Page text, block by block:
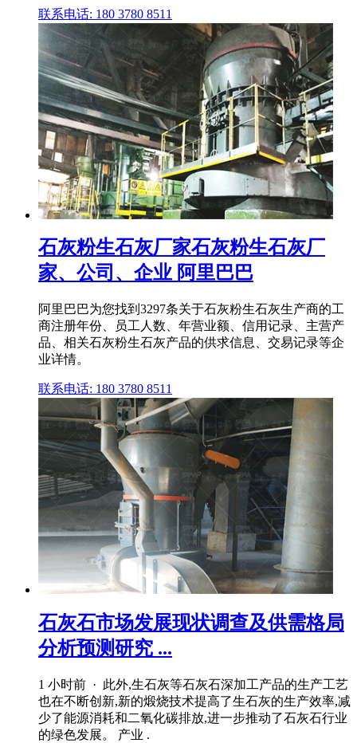
联系电话: 180 3780 8511
石灰粉生石灰厂家石灰粉生石灰厂
家、公司、企业 阿里巴巴
阿里巴巴为您找到3297条关于石灰粉生石灰生产商的工
商注册年份、员工人数、年营业额、信用记录、主营产
品、相关石灰粉生石灰产品的供求信息、交易记录等企
业详情。
联系电话: 180 3780 8511
石灰石市场发展现状调查及供需格局
分析预测研究 ...
1 小时前 · 此外,生石灰等石灰石深加工产品的生产工艺
也在不断创新,新的煅烧技术提高了生石灰的生产效率,减
少了能源消耗和二氧化碳排放,进一步推动了石灰石行业
的绿色发展。 产业 .